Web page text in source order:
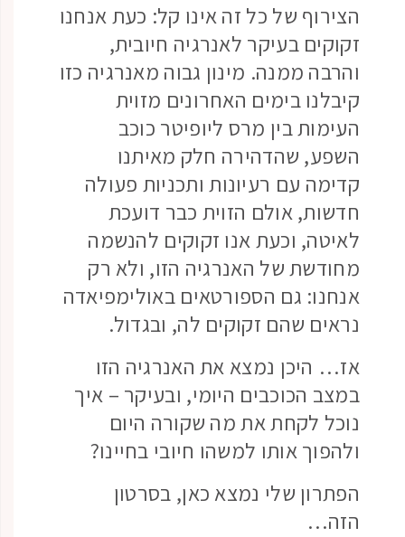
הצירוף של כל זה אינו קל: כעת אנחנו
זקוקים בעיקר לאנרגיה חיובית,
והרבה ממנה. מינון גבוה מאנרגיה כזו
קיבלנו בימים האחרונים מזוית
העימות בין מרס ליופיטר כוכב
השפע, שהדהירה חלק מאיתנו
קדימה עם רעיונות ותכניות פעולה
חדשות, אולם הזוית כבר דועכת
לאיטה, וכעת אנו זקוקים להנשמה
מחודשת של האנרגיה הזו, ולא רק
אנחנו: גם הספורטאים באולימפיאדה
נראים שהם זקוקים לה, ובגדול.
אז… היכן נמצא את האנרגיה הזו
במצב הכוכבים היומי, ובעיקר – איך
נוכל לקחת את מה שקורה היום
ולהפוך אותו למשהו חיובי בחיינו?
הפתרון שלי נמצא כאן, בסרטון
הזה…